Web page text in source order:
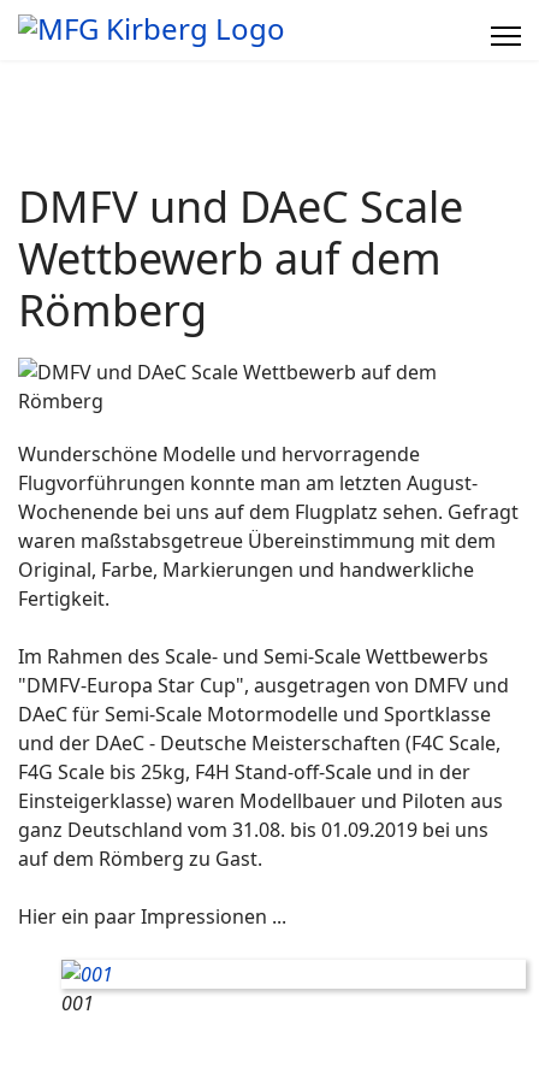
DMFV und DAeC Scale
Wettbewerb auf dem
Römberg
Wunderschöne Modelle und hervorragende
Flugvorführungen konnte man am letzten August-
Wochenende bei uns auf dem Flugplatz sehen. Gefragt
waren maßstabsgetreue Übereinstimmung mit dem
Original, Farbe, Markierungen und handwerkliche
Fertigkeit.
Im Rahmen des Scale- und Semi-Scale Wettbewerbs
"DMFV-Europa Star Cup", ausgetragen von DMFV und
DAeC für Semi-Scale Motormodelle und Sportklasse
und der DAeC - Deutsche Meisterschaften (F4C Scale,
F4G Scale bis 25kg, F4H Stand-off-Scale und in der
Einsteigerklasse) waren Modellbauer und Piloten aus
ganz Deutschland vom 31.08. bis 01.09.2019 bei uns
auf dem Römberg zu Gast.
Hier ein paar Impressionen ...
001